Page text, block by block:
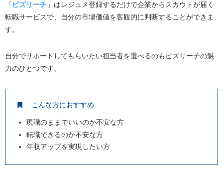
「 ビズリーチ」はレジュメ登録するだけで企業からスカウトが届く
転職サービスで、自分の市場価値を客観的に判断することができま
す。
自分でサポートしてもらいたい担当者を選べるのもビズリーチの魅
力のひとつです。
こんな方におすすめ
現職のままでいいのか不安な方
転職できるのか不安な方
年収アップを実現したい方